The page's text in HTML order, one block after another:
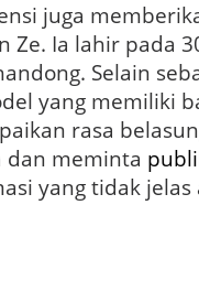
juga
Ze. Ia lahir pada
Selain
yang memiliki
rasa
dan meminta
yang tidak